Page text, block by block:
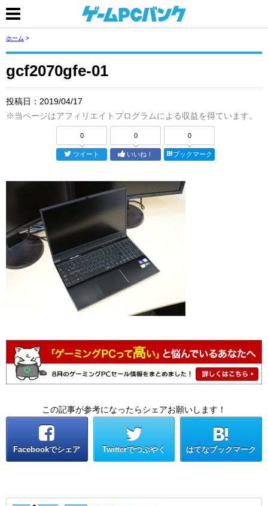
ホーム >
gcf2070gfe-01
投稿日： 2019/04/17
※当ページはアフィリエイトプログラムによる収益を得ています。
0
ツイート
0
いいね！
0
ブックマーク
この記事が参考になったらシェアお願いします！
Facebookでシェア Twitterでつぶやく はてなブックマーク